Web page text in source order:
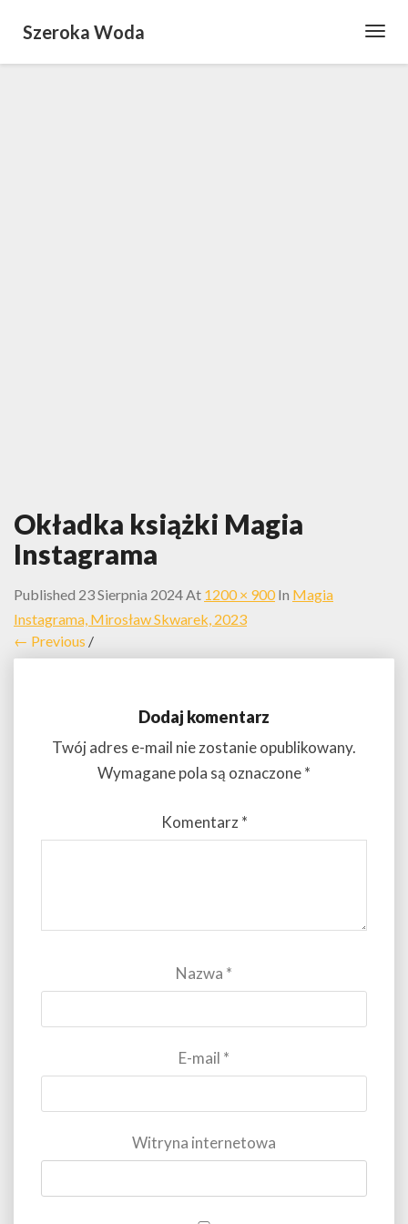
Szeroka Woda
Okładka książki Magia
Instagrama
Published 23 Sierpnia 2024At 1200 × 900In Magia
Instagrama, Mirosław Skwarek, 2023
← Previous /
Dodaj komentarz
Twój adres e-mail nie zostanie opublikowany.
Wymagane pola są oznaczone*
Komentarz*
Nazwa *
E-mail *
Witryna internetowa